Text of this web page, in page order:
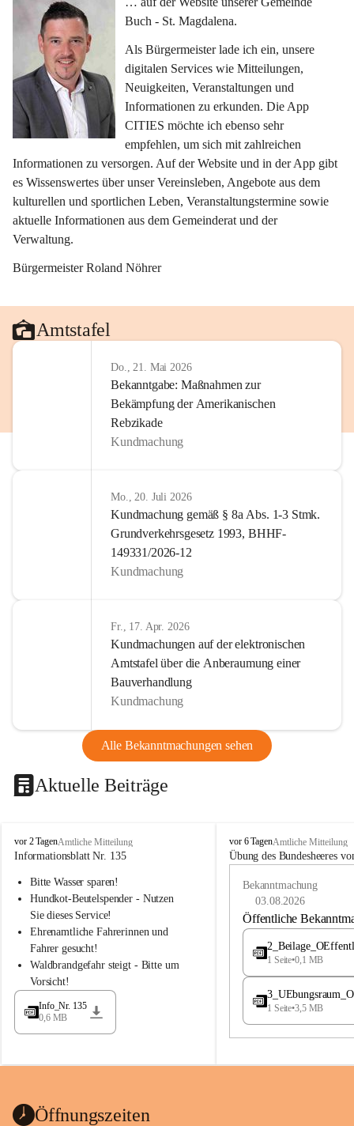
Buch - St. Magdalena.
Als Bürgermeister lade ich ein, unsere
digitalen Services wie Mitteilungen,
Neuigkeiten, Veranstaltungen und
Informationen zu erkunden. Die App
CITIES möchte ich ebenso sehr
empfehlen, um sich mit zahlreichen
Informationen zu versorgen. Auf der Website und in der App gibt
es Wissenswertes über unser Vereinsleben, Angebote aus dem
kulturellen und sportlichen Leben, Veranstaltungstermine sowie
aktuelle Informationen aus dem Gemeinderat und der
Verwaltung.
Bürgermeister Roland Nöhrer
Amtstafel
Do., 21. Mai 2026
Bekanntgabe: Maßnahmen zur
Bekämpfung der Amerikanischen
Rebzikade
Kundmachung
Mo., 20. Juli 2026
Kundmachung gemäß § 8a Abs. 1-3 Stmk.
Grundverkehrsgesetz 1993, BHHF-
149331/2026-12
Kundmachung
Fr., 17. Apr. 2026
Kundmachungen auf der elektronischen
Amtstafel über die Anberaumung einer
Bauverhandlung
Kundmachung
Alle Bekanntmachungen sehen
Aktuelle Beiträge
B
u
h
a
d
l
a
vor 2 TagenAmtliche Mitteilung
Informationsblatt Nr. 135
Bitte Wasser sparen!
Hundkot-Beutelspender - Nutzen
Sie dieses Service!
Ehrenamtliche Fahrerinnen und
Fahrer gesucht!
Waldbrandgefahr steigt - Bitte um
Vorsicht!
Info_Nr. 135
0,6 MB
B
u
e
a
vor 6 TagenAmtliche Mitteilung
Übung des Bundesheeres
Bekanntmachung
03.08.2026
Öffentliche
1 Seite•0,1 MB
1 Seite•3,5 MB
Öffnungszeiten